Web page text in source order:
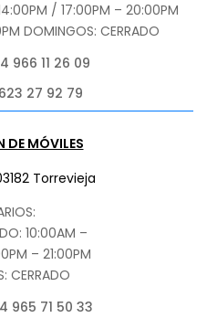
/ 17:00PM – 20:00PM
DOMINGOS: CERRADO
966 11 26 09
27 92 79
DE MÓVILES
Torrevieja
10:00AM –
– 21:00PM
CERRADO
965 71 50 33